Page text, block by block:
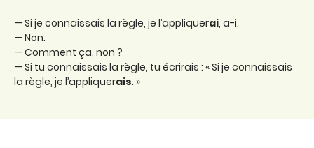
— Si je connaissais la règle, je l’appliquerai, a-i.
— Non.
— Comment ça, non ?
— Si tu connaissais la règle, tu écrirais : « Si je connaissais
la règle, je l’appliquerais. »